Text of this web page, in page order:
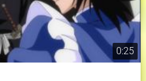
0:25